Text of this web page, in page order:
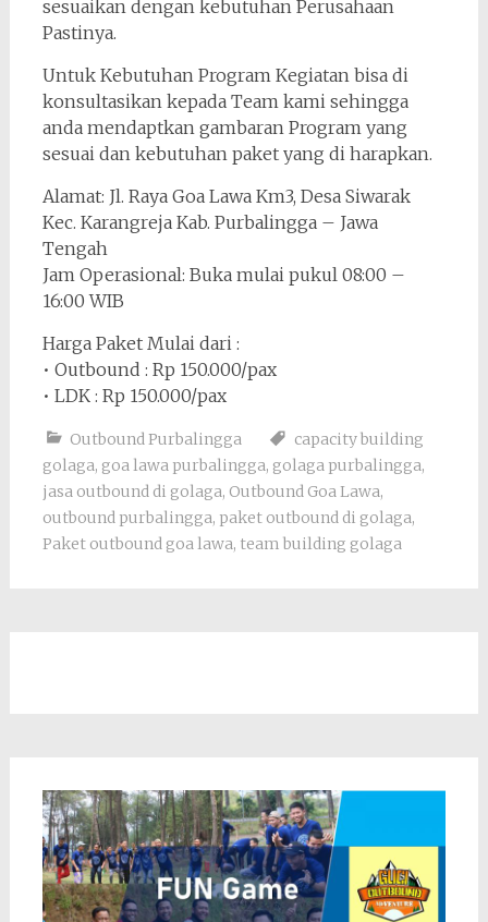
sesuaikan dengan kebutuhan Perusahaan
Pastinya.
Untuk Kebutuhan Program Kegiatan bisa di
konsultasikan kepada Team kami sehingga
anda mendaptkan gambaran Program yang
sesuai dan kebutuhan paket yang di harapkan.
Alamat: Jl. Raya Goa Lawa Km3, Desa Siwarak
Kec. Karangreja Kab. Purbalingga – Jawa
Tengah
Jam Operasional: Buka mulai pukul 08:00 –
16:00 WIB
Harga Paket Mulai dari :
• Outbound : Rp 150.000/pax
• LDK : Rp 150.000/pax
Outbound Purbalingga
capacity building
golaga, goa lawa purbalingga, golaga purbalingga,
jasa outbound di golaga, Outbound Goa Lawa,
outbound purbalingga, paket outbound di golaga,
Paket outbound goa lawa, team building golaga